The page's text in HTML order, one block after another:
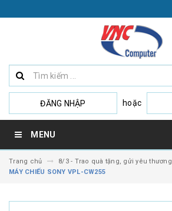
ĐĂNG NHẬP hoặc
MENU
Trang chủ
8/3 - Trao quà tặng, gửi yêu thương
MÁY CHIẾU SONY VPL-CW255